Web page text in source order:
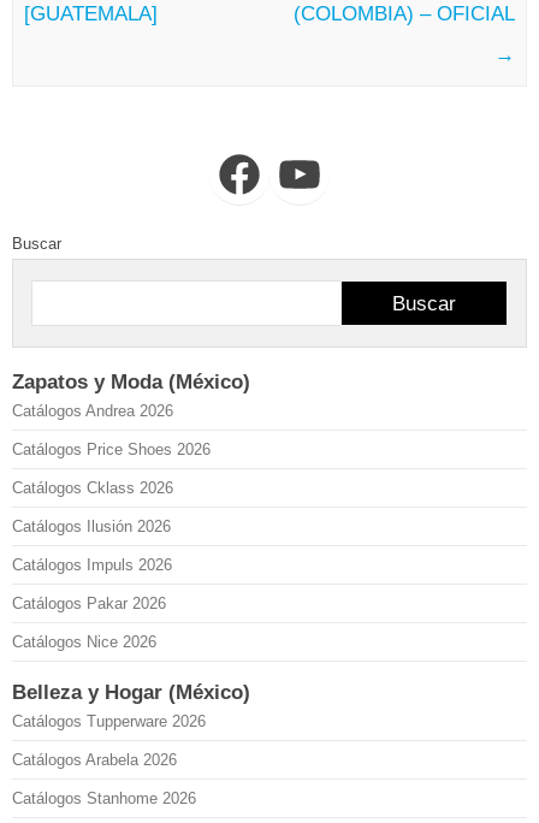
[GUATEMALA]
(COLOMBIA) – OFICIAL
→
FacebookYouTube
Buscar
Buscar
Zapatos y Moda (México)
Catálogos Andrea 2026
Catálogos Price Shoes 2026
Catálogos Cklass 2026
Catálogos Ilusión 2026
Catálogos Impuls 2026
Catálogos Pakar 2026
Catálogos Nice 2026
Belleza y Hogar (México)
Catálogos Tupperware 2026
Catálogos Arabela 2026
Catálogos Stanhome 2026